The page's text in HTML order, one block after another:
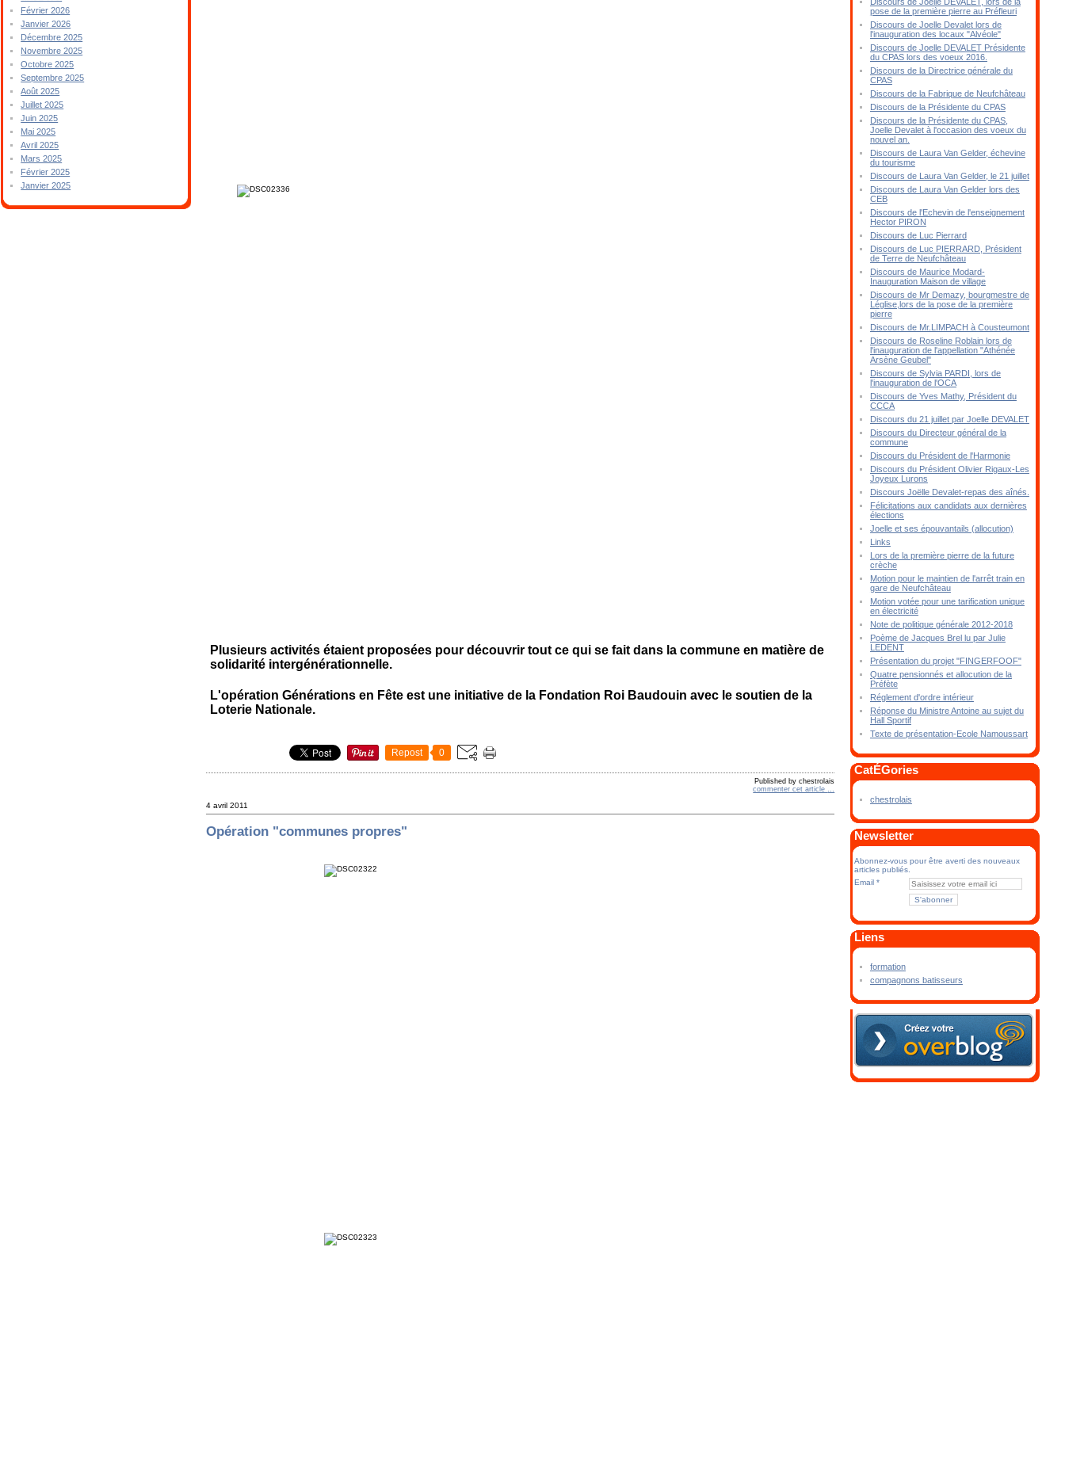
Février 2026
Janvier 2026
Décembre 2025
Novembre 2025
Octobre 2025
Septembre 2025
Août 2025
Juillet 2025
Juin 2025
Mai 2025
Avril 2025
Mars 2025
Février 2025
Janvier 2025
Plusieurs activités étaient proposées pour découvrir tout ce qui se fait dans la commune en matière de
solidarité intergénérationnelle.
L'opération Générations en Fête est une initiative de la Fondation Roi Baudouin avec le soutien de la
Loterie Nationale.
Repost 0
Published by chestrolais
commenter cet article
4 avril 2011
Opération "communes propres"
pose de la première pierre au Préfleuri
Discours de Joelle Devalet lors de
l'inauguration des locaux "Alvéole"
Discours de Joelle DEVALET Présidente
du CPAS lors des voeux 2016.
Discours de la Directrice générale du
CPAS
Discours de la Fabrique de Neufchâteau
Discours de la Présidente du CPAS
Discours de la Présidente du CPAS,
Joelle Devalet à l'occasion des voeux du
nouvel an.
Discours de Laura Van Gelder, échevine
du tourisme
Discours de Laura Van Gelder, le 21 juillet
Discours de Laura Van Gelder lors des
CEB
Discours de l'Echevin de l'enseignement
Hector PIRON
Discours de Luc Pierrard
Discours de Luc PIERRARD, Président
de Terre de Neufchâteau
Discours de Maurice Modard-
Inauguration Maison de village
Discours de Mr Demazy, bourgmestre de
Léglise,lors de la pose de la première
pierre
Discours de Mr.LIMPACH à Cousteumont
Discours de Roseline Roblain lors de
l'inauguration de l'appellation "Athénée
Arsène Geubel"
Discours de Sylvia PARDI, lors de
l'inauguration de l'OCA
Discours de Yves Mathy, Président du
CCCA
Discours du 21 juillet par Joelle DEVALET
Discours du Directeur général de la
commune
Discours du Président de l'Harmonie
Discours du Président Olivier Rigaux-Les
Joyeux Lurons
Discours Joëlle Devalet-repas des aînés.
Félicitations aux candidats aux dernières
élections
Joelle et ses épouvantails (allocution)
Links
Lors de la première pierre de la future
crèche
Motion pour le maintien de l'arrêt train en
gare de Neufchâteau
Motion votée pour une tarification unique
en électricité
Note de politique générale 2012-2018
Poème de Jacques Brel lu par Julie
LEDENT
Présentation du projet "FINGERFOOF"
Quatre pensionnés et allocution de la
Préfète
Réglement d'ordre intérieur
Réponse du Ministre Antoine au sujet du
Hall Sportif
Texte de présentation-Ecole Namoussart
CatÉGories
chestrolais
Newsletter
Abonnez-vous pour être averti des nouveaux
articles publiés.
Email
Liens
formation
compagnons batisseurs